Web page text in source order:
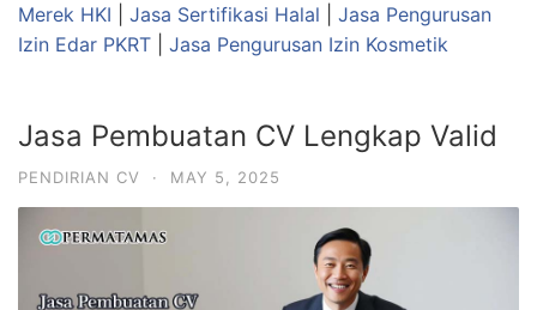
Merek HKI
Jasa Sertifikasi Halal
Jasa Pengurusan
Izin Edar PKRT
Jasa Pengurusan Izin Kosmetik
Jasa Pembuatan CV Lengkap Valid
PENDIRIAN CV · MAY 5, 2025